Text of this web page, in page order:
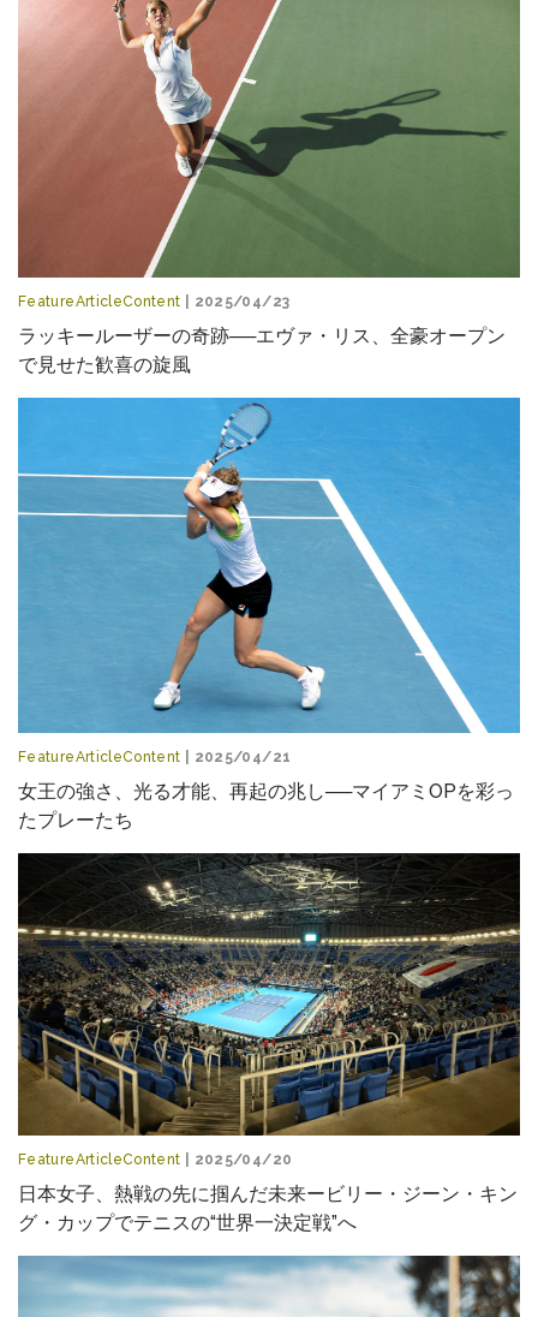
FeatureArticleContent | 2025/04/23
ラッキールーザーの奇跡──エヴァ・リス、全豪オープン
で見せた歓喜の旋風
FeatureArticleContent | 2025/04/21
女王の強さ、光る才能、再起の兆し──マイアミOPを彩っ
たプレーたち
FeatureArticleContent | 2025/04/20
日本女子、熱戦の先に掴んだ未来ービリー・ジーン・キン
グ・カップでテニスの“世界一決定戦”へ